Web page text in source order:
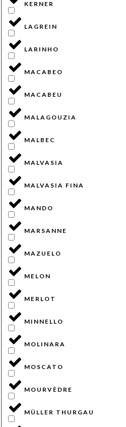
KERNER
LAGREIN
LARINHO
MACABEO
MACABEU
MALAGOUZIA
MALBEC
MALVASIA
MALVASIA FINA
MANDO
MARSANNE
MAZUELO
MELON
MERLOT
MINNELLO
MOLINARA
MOSCATO
MOURVÈDRE
MÜLLER THURGAU